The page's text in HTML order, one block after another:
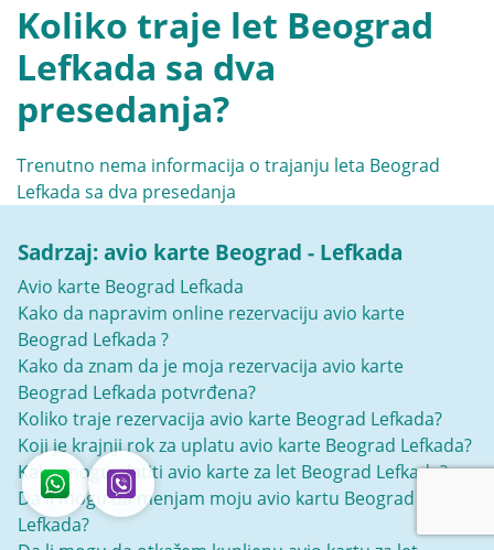
Koliko traje let Beograd
Lefkada sa dva
presedanja?
Trenutno nema informacija o trajanju leta Beograd
Lefkada sa dva presedanja
Sadrzaj: avio karte Beograd - Lefkada
Avio karte Beograd Lefkada
Kako da napravim online rezervaciju avio karte
Beograd Lefkada ?
Kako da znam da je moja rezervacija avio karte
Beograd Lefkada potvrđena?
Koliko traje rezervacija avio karte Beograd Lefkada?
Koji je krajnji rok za uplatu avio karte Beograd Lefkada?
Kako mogu platiti avio karte za let Beograd Lefkada?
Da li mogu da menjam moju avio kartu Beograd
Lefkada?